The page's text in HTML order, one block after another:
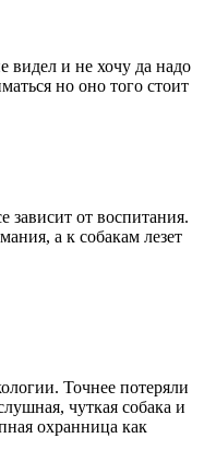
видел и не хочу да надо
но оно того стоит
зависит от воспитания.
а к собакам лезет
Точнее потеряли
чуткая собака и
охранница как